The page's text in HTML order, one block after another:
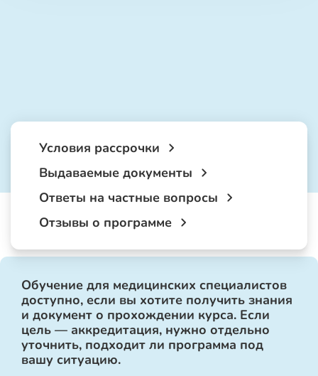
Условия рассрочки
Выдаваемые документы
Ответы на частные вопросы
Отзывы о программе
Обучение для медицинских специалистов
доступно, если вы хотите получить знания
и документ о прохождении курса. Если
цель — аккредитация, нужно отдельно
уточнить, подходит ли программа под
вашу ситуацию.